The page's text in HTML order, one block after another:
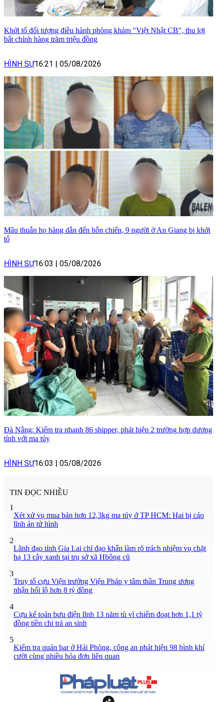
Khởi tố đối tượng điều hành phòng khám "Việt Nhật CB", thu lợi
bất chính hàng trăm triệu đồng
HÌNH SỰ16:21 | 05/08/2026
Mâu thuẫn họ hàng dẫn đến hỗn chiến, 9 người ở An Giang bị khởi
tố
HÌNH SỰ16:03 | 05/08/2026
Đà Nẵng: Kiểm tra nhanh 86 shipper, phát hiện 2 trường hợp dương
tính với ma túy
HÌNH SỰ16:03 | 05/08/2026
TIN ĐỌC NHIỀU
1
Xét xử vụ mua bán hơn 12,3kg ma túy ở TP HCM: Hai bị cáo
lĩnh án tử hình
2
Lãnh đạo tỉnh Gia Lai chỉ đạo khẩn làm rõ trách nhiệm vụ chặt
hạ 13 cây xanh tại trụ sở xã Hbông cũ
3
Truy tố cựu Viện trưởng Viện Pháp y tâm thần Trung ương
nhận hối lộ hơn 8 tỷ đồng
4
Cựu kế toán bưu điện lĩnh 13 năm tù vì chiếm đoạt hơn 1,1 tỷ
đồng tiền chi trả an sinh
5
Kiểm tra quán bar ở Hải Phòng, công an phát hiện 98 bình khí
cười cùng nhiều hóa đơn liên quan